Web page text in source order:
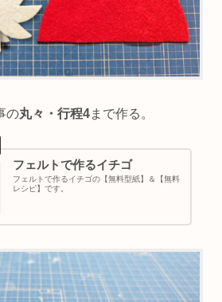
の丸々・行程4まで作る。
フェルトで作るイチゴ
フェルトで作るイチゴの【無料型紙】＆【無料
レシピ】です。